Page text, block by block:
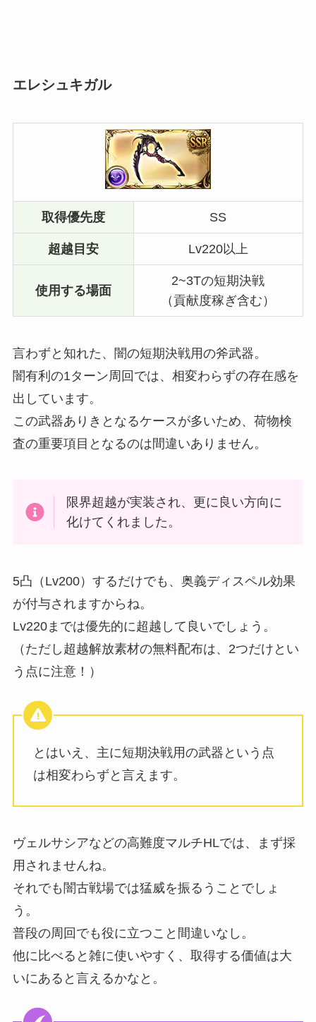
エレシュキガル
取得優先度 SS
超越目安 Lv220以上
使用する場面
2~3Tの短期決戦
（貢献度稼ぎ含む）
言わずと知れた、闇の短期決戦用の斧武器。
闇有利の1ターン周回では、相変わらずの存在感を
出しています。
この武器ありきとなるケースが多いため、荷物検
査の重要項目となるのは間違いありません。
限界超越が実装され、更に良い方向に
化けてくれました。
5凸（Lv200）するだけでも、奥義ディスペル効果
が付与されますからね。
Lv220までは優先的に超越して良いでしょう。
（ただし超越解放素材の無料配布は、2つだけとい
う点に注意！）
とはいえ、主に短期決戦用の武器という点
は相変わらずと言えます。
ヴェルサシアなどの高難度マルチHLでは、まず採
用されませんね。
それでも闇古戦場では猛威を振るうことでしょ
う。
普段の周回でも役に立つこと間違いなし。
他に比べると雑に使いやすく、取得する価値は大
いにあると言えるかなと。